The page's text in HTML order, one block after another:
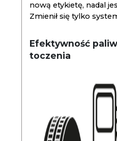
nową etykietę, nadal
Zmienił się tylko
Efektywność
toczenia